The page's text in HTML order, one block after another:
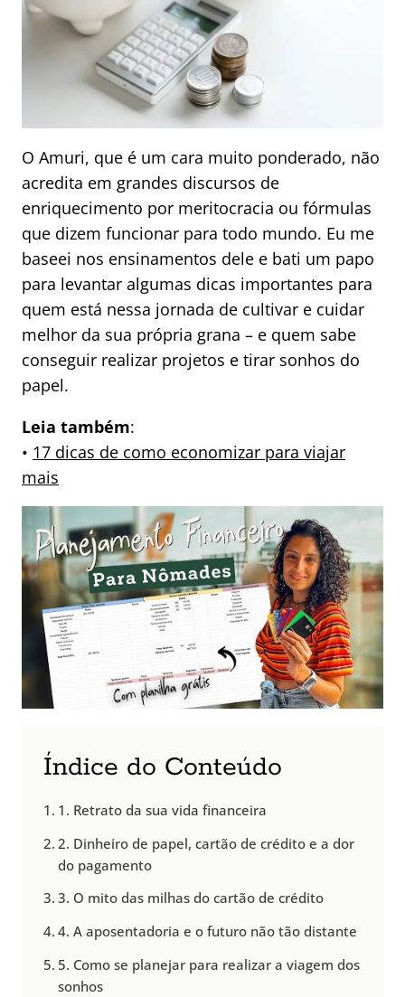
O Amuri, que é um cara muito ponderado, não
acredita em grandes discursos de
enriquecimento por meritocracia ou fórmulas
que dizem funcionar para todo mundo. Eu me
baseei nos ensinamentos dele e bati um papo
para levantar algumas dicas importantes para
quem está nessa jornada de cultivar e cuidar
melhor da sua própria grana – e quem sabe
conseguir realizar projetos e tirar sonhos do
papel.
Leia também:
• 17 dicas de como economizar para viajar
mais
Índice do Conteúdo
1. Retrato da sua vida financeira
2. Dinheiro de papel, cartão de crédito e a dor
do pagamento
3. O mito das milhas do cartão de crédito
4. A aposentadoria e o futuro não tão distante
5. Como se planejar para realizar a viagem dos
sonhos